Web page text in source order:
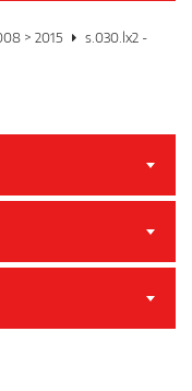
> 2015
s.030.lx2 -